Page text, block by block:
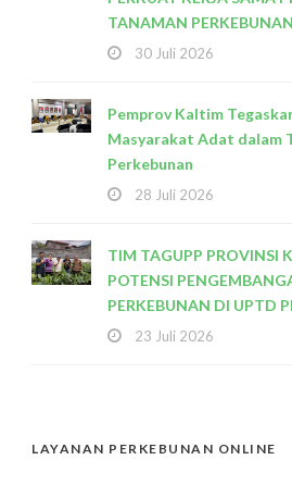
TANAMAN PERKEBUNAN
30 Juli 2026
Pemprov Kaltim
Masyarakat Adat dalam
Perkebunan
28 Juli 2026
TIM TAGUPP PROVINSI
POTENSI
PERKEBUNAN DI UPTD
23 Juli 2026
LAYANAN PERKEBUNAN ONLINE